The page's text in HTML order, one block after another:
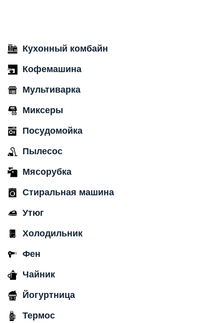
Кухонный комбайн
Кофемашина
Мультиварка
Миксеры
Посудомойка
Пылесос
Мясорубка
Стиральная машина
Утюг
Холодильник
Фен
Чайник
Йогуртница
Термос